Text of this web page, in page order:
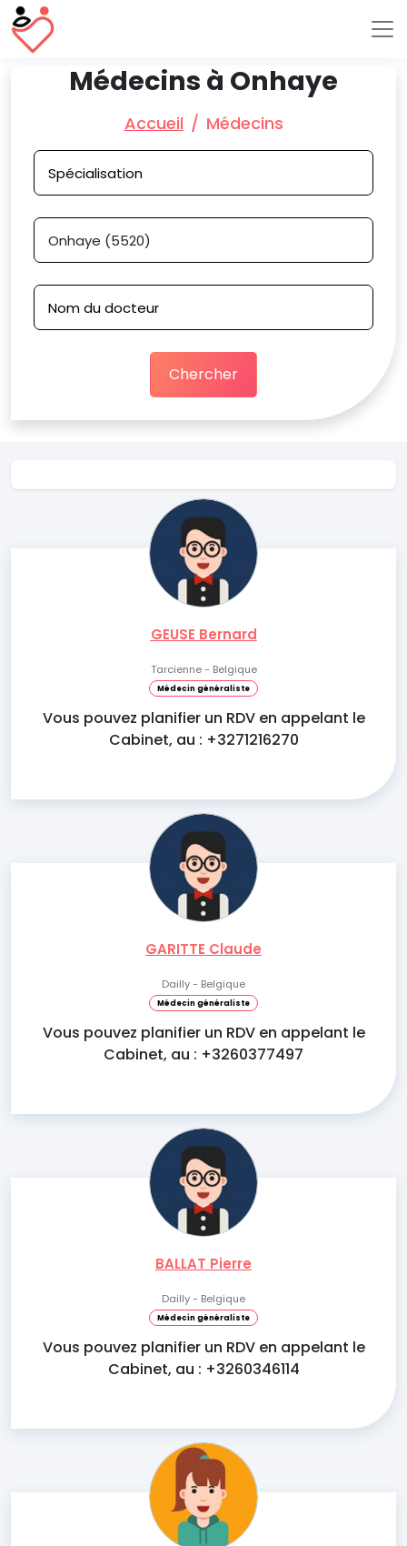
Médecins à Onhaye
Accueil Médecins
Chercher
GEUSE Bernard
Tarcienne - Belgique
Médecin généraliste
Vous pouvez planifier un RDV en appelant le
Cabinet, au : +3271216270
GARITTE Claude
Dailly - Belgique
Médecin généraliste
Vous pouvez planifier un RDV en appelant le
Cabinet, au : +3260377497
BALLAT Pierre
Dailly - Belgique
Médecin généraliste
Vous pouvez planifier un RDV en appelant le
Cabinet, au : +3260346114